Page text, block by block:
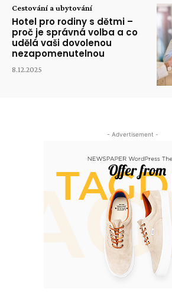
Cestování a ubytování
Hotel pro rodiny s dětmi –
proč je správná volba a co
udělá vaši dovolenou
nezapomenutelnou
8.12.2025
- Advertisement -